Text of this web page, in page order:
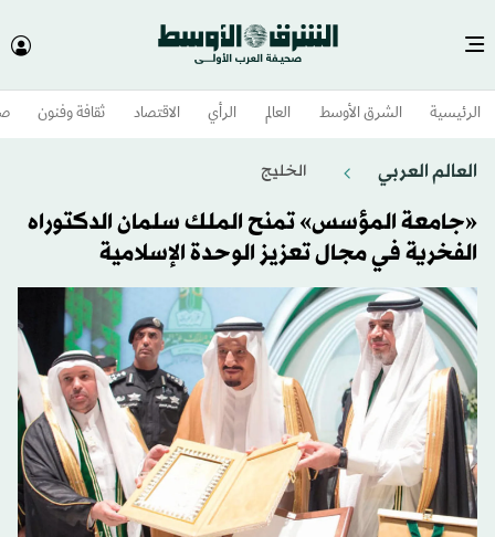
الرئيسية الشرق الأوسط​ العالم الرأي الاقتصاد ثقافة وفنون
العالم العربي الخليج
«جامعة المؤسس» تمنح الملك سلمان الدكتوراه
الفخرية في مجال تعزيز الوحدة الإسلامية